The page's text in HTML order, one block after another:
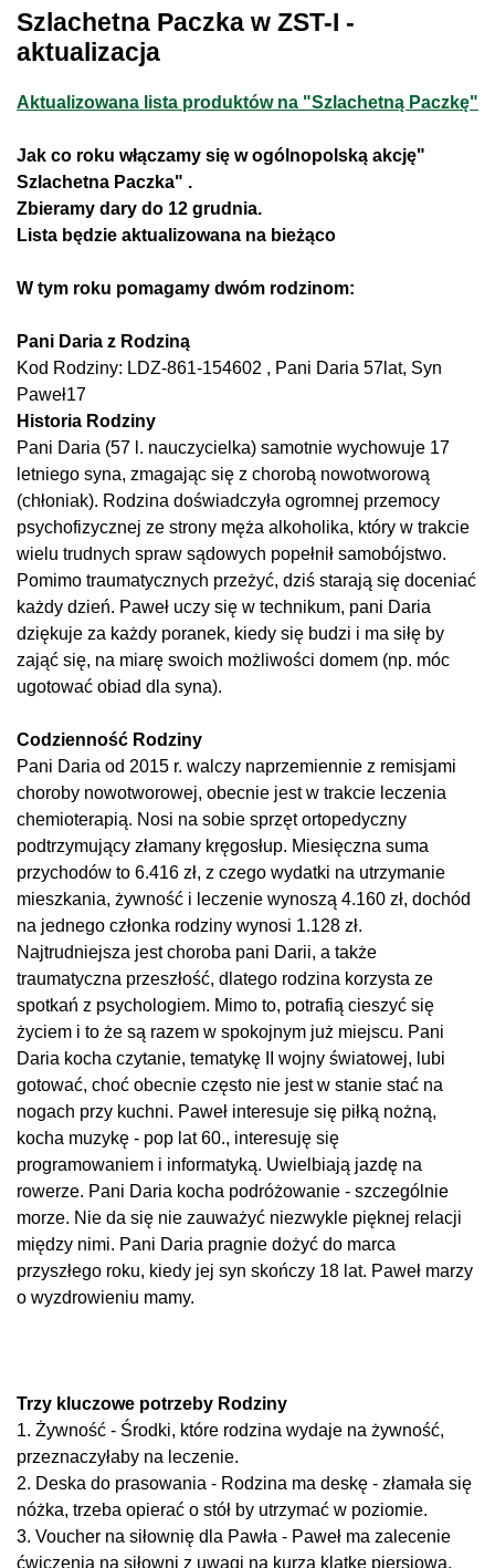
Szlachetna Paczka w ZST-I -
aktualizacja
Aktualizowana lista produktów na "Szlachetną Paczkę"
Jak co roku włączamy się w ogólnopolską akcję"
Szlachetna Paczka" .
Zbieramy dary do 12 grudnia.
Lista będzie aktualizowana na bieżąco
W tym roku pomagamy dwóm rodzinom:
Pani Daria z Rodziną
Kod Rodziny: LDZ-861-154602 , Pani Daria 57lat, Syn
Paweł17
Historia Rodziny
Pani Daria (57 l. nauczycielka) samotnie wychowuje 17
letniego syna, zmagając się z chorobą nowotworową
(chłoniak). Rodzina doświadczyła ogromnej przemocy
psychofizycznej ze strony męża alkoholika, który w trakcie
wielu trudnych spraw sądowych popełnił samobójstwo.
Pomimo traumatycznych przeżyć, dziś starają się doceniać
każdy dzień. Paweł uczy się w technikum, pani Daria
dziękuje za każdy poranek, kiedy się budzi i ma siłę by
zająć się, na miarę swoich możliwości domem (np. móc
ugotować obiad dla syna).
Codzienność Rodziny
Pani Daria od 2015 r. walczy naprzemiennie z remisjami
choroby nowotworowej, obecnie jest w trakcie leczenia
chemioterapią. Nosi na sobie sprzęt ortopedyczny
podtrzymujący złamany kręgosłup. Miesięczna suma
przychodów to 6.416 zł, z czego wydatki na utrzymanie
mieszkania, żywność i leczenie wynoszą 4.160 zł, dochód
na jednego członka rodziny wynosi 1.128 zł.
Najtrudniejsza jest choroba pani Darii, a także
traumatyczna przeszłość, dlatego rodzina korzysta ze
spotkań z psychologiem. Mimo to, potrafią cieszyć się
życiem i to że są razem w spokojnym już miejscu. Pani
Daria kocha czytanie, tematykę II wojny światowej, lubi
gotować, choć obecnie często nie jest w stanie stać na
nogach przy kuchni. Paweł interesuje się piłką nożną,
kocha muzykę - pop lat 60., interesuję się
programowaniem i informatyką. Uwielbiają jazdę na
rowerze. Pani Daria kocha podróżowanie - szczególnie
morze. Nie da się nie zauważyć niezwykle pięknej relacji
między nimi. Pani Daria pragnie dożyć do marca
przyszłego roku, kiedy jej syn skończy 18 lat. Paweł marzy
o wyzdrowieniu mamy.
Trzy kluczowe potrzeby Rodziny
1. Żywność - Środki, które rodzina wydaje na żywność,
przeznaczyłaby na leczenie.
2. Deska do prasowania - Rodzina ma deskę - złamała się
nóżka, trzeba opierać o stół by utrzymać w poziomie.
3. Voucher na siłownię dla Pawła - Paweł ma zalecenie
ćwiczenia na siłowni z uwagi na kurzą klatkę piersiową.